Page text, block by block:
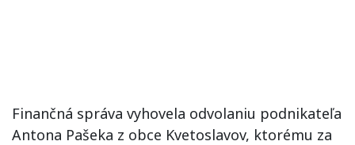
Finančná správa vyhovela odvolaniu podnikateľa
Antona Pašeka z obce Kvetoslavov, ktorému za